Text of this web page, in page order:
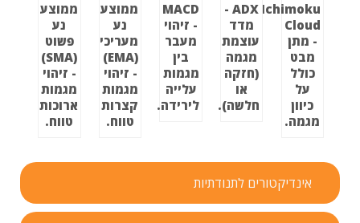
אינדיקטורים לתנודתיות
Ichimoku
Cloud
- מתן
מבט
כולל
על
כיוון
מגמה.
ADX -
מדד
עוצמת
מגמה
(חזקה
או
חלשה).
MACD
- זיהוי
מעבר
בין
מגמות
עלייה
לירידה.
ממוצע
נע
מעריכי
(EMA)
- זיהוי
מגמות
קצרות
טווח.
ממוצע
נע
פשוט
(SMA)
- זיהוי
מגמות
ארוכות
טווח.